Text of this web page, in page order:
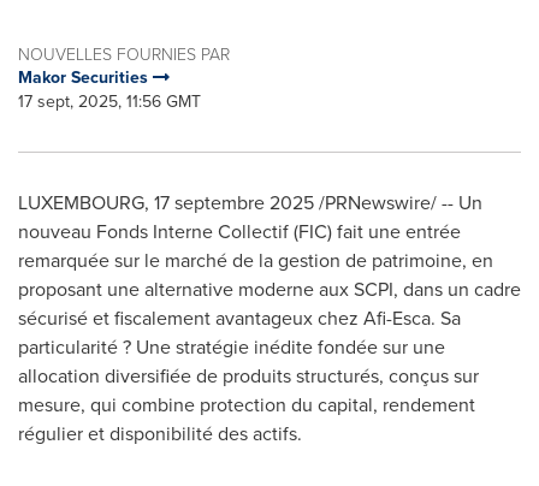
NOUVELLES FOURNIES PAR
Makor Securities
17 sept, 2025, 11:56 GMT
LUXEMBOURG, 17 septembre 2025/PRNewswire/ -- Un
nouveau Fonds Interne Collectif (FIC) fait une entrée
remarquée sur le marché de la gestion de patrimoine, en
proposant une alternative moderne aux SCPI, dans un cadre
sécurisé et fiscalement avantageux chez Afi-Esca. Sa
particularité ? Une stratégie inédite fondée sur une
allocation diversifiée de produits structurés, conçus sur
mesure, qui combine protection du capital, rendement
régulier et disponibilité des actifs.